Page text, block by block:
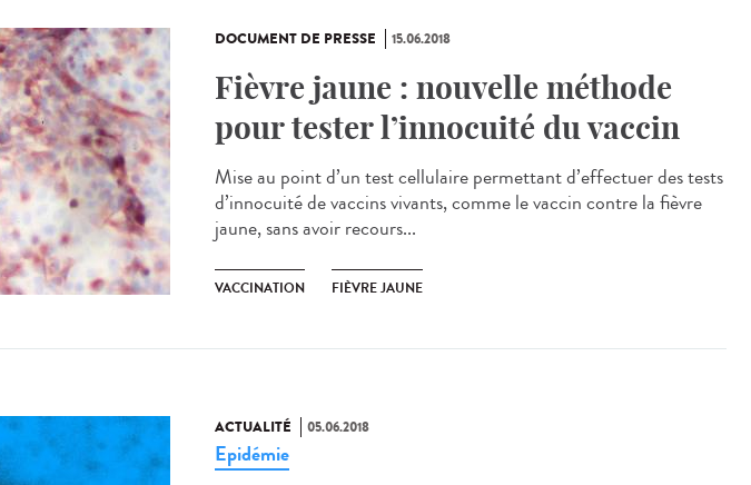
DOCUMENT DE PRESSE 15.06.2018
Fièvre jaune : nouvelle méthode
pour tester l’innocuité du vaccin
Mise au point d’un test cellulaire permettant d’effectuer des tests
d’innocuité de vaccins vivants, comme le vaccin contre la fièvre
jaune, sans avoir recours...
VACCINATION FIÈVRE JAUNE
ACTUALITÉ 05.06.2018
Epidémie